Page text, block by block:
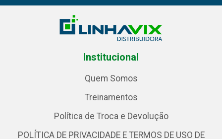
Institucional
Quem Somos
Treinamentos
Política de Troca e Devolução
POLÍTICA DE PRIVACIDADE E TERMOS DE USO DE